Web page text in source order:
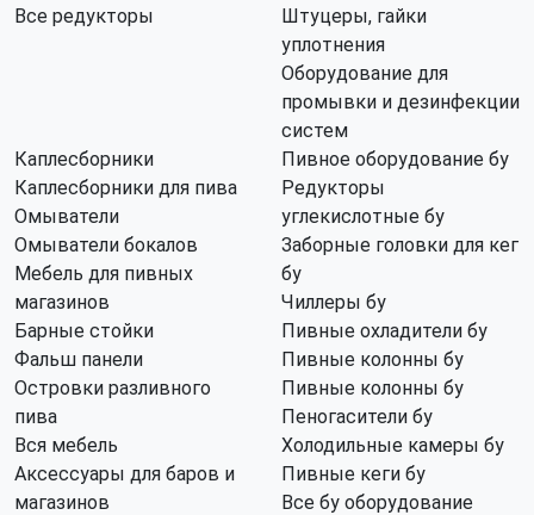
Все редукторы
Штуцеры, гайки
уплотнения
Оборудование для
промывки и дезинфекции
систем
Каплесборники
Каплесборники для пива
Омыватели
Омыватели бокалов
Мебель для пивных
магазинов
Барные стойки
Фальш панели
Островки разливного
пива
Вся мебель
Аксессуары для баров и
магазинов
Пивное оборудование бу
Редукторы
углекислотные бу
Заборные головки для кег
бу
Чиллеры бу
Пивные охладители бу
Пивные колонны бу
Пивные колонны бу
Пеногасители бу
Холодильные камеры бу
Пивные кеги бу
Все бу оборудование